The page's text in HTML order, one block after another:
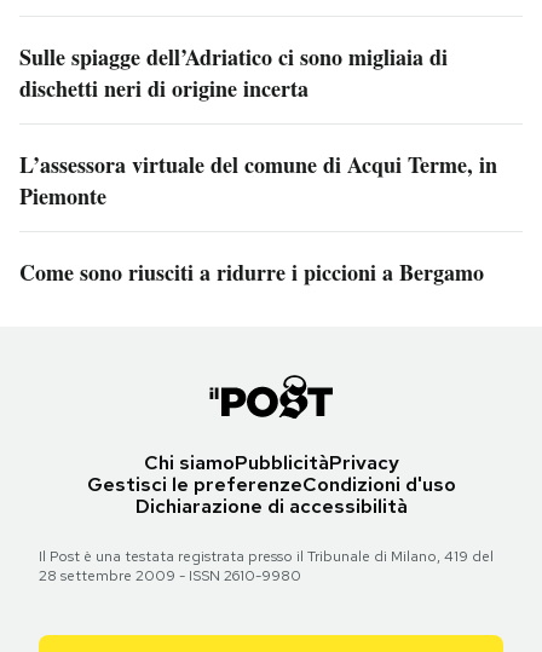
Sulle spiagge dell’Adriatico ci sono migliaia di
dischetti neri di origine incerta
L’assessora virtuale del comune di Acqui Terme, in
Piemonte
Come sono riusciti a ridurre i piccioni a Bergamo
Chi siamoPubblicitàPrivacy
Gestisci le preferenzeCondizioni d'uso
Dichiarazione di accessibilità
Il Post è una testata registrata presso il Tribunale di Milano, 419 del
28 settembre 2009 - ISSN 2610-9980